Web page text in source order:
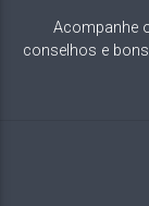
Acompanhe
conselhos e